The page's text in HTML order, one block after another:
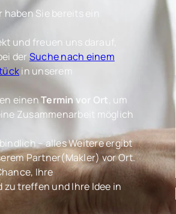
Sie bereits ein
und freuen uns darauf,
derSuche nach einem
in unserem
einenTermin vor Ort, um
Zusammenarbeit möglich
– alles Weitere ergibt
Partner(Makler) vor Ort.
Ihre
treffen und Ihre Idee in